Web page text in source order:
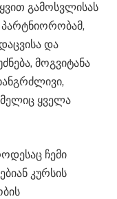
გამოსვლისას
პარტნიორობამ,
და
მოგვიტანა
ყველა
ჩემი
კურსის